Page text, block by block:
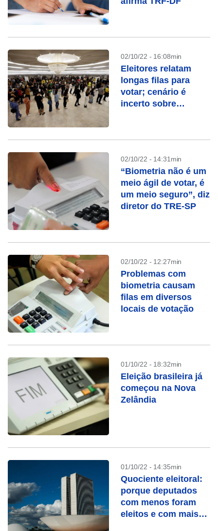
02/10/22 - 16:08min
Eleitores relatam
longas filas para
votar; cenário é
incerto sobre
02/10/22 - 14:31min
“Biometria não é um
meio ágil de votar, é
um meio seguro”, diz
diretor do TRE-SP
02/10/22 - 12:27min
Problemas com
biometria causam
filas em diversos
locais de votação
01/10/22 - 18:32min
Eleição brasileira já
começou na Nova
Zelândia
01/10/22 - 14:35min
Quociente eleitoral:
porque deputados
com menos foram
eleitos e com mais